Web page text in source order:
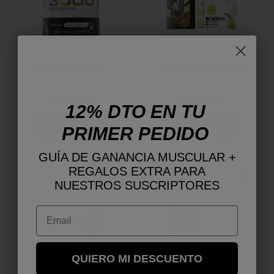
favorite_border
12% DTO EN TU
PRIMER PEDIDO
GUÍA DE GANANCIA MUSCULAR +
REGALOS EXTRA PARA
NUESTROS SUSCRIPTORES
Email
QUIERO MI DESCUENTO